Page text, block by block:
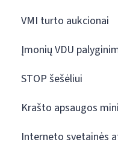
VMI turto aukcionai
Įmonių VDU
STOP šešėliui
Krašto apsaugos
Interneto svetainės